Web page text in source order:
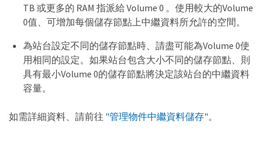
TB 或更多的 RAM 指派給 Volume 0 。使用較大的Volume
0值、可增加每個儲存節點上中繼資料所允許的空間。
為站台設定不同的儲存節點時、請盡可能為Volume 0使
用相同的設定。如果站台包含大小不同的儲存節點、則
具有最小Volume 0的儲存節點將決定該站台的中繼資料
容量。
如需詳細資料、請前往 "管理物件中繼資料儲存"。